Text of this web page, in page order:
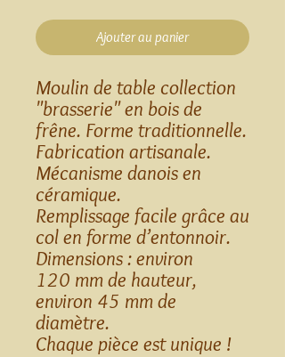
Ajouter au panier
Moulin de table collection
"brasserie" en bois de
frêne. Forme traditionnelle.
Fabrication artisanale.
Mécanisme danois en
céramique.
Remplissage facile grâce au
col en forme d’entonnoir.
Dimensions : environ
120 mm de hauteur,
environ 45 mm de
diamètre.
Chaque pièce est unique !